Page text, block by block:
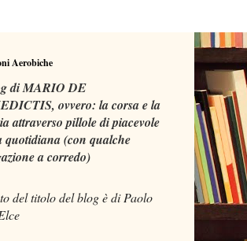
Aerobiche
di MARIO DE
ovvero: la corsa e la
attraverso pillole di piacevole
quotidiana (con qualche
a corredo)
del titolo del blog è di Paolo